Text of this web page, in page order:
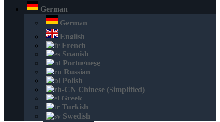
German
German
English
French
Spanish
Portuguese
Russian
Polish
Chinese (Simplified)
Greek
Turkish
Swedish